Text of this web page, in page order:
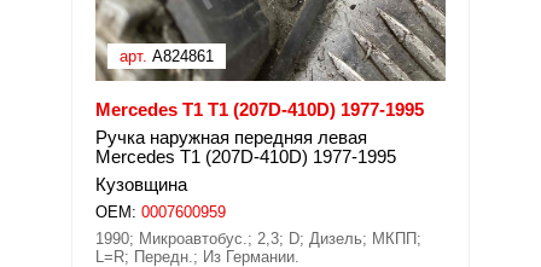
арт. A824861
Mercedes T1 T1 (207D-410D) 1977-1995
Ручка наружная передняя левая
Mercedes T1 (207D-410D) 1977-1995
Кузовщина
OEM: 0007600959
1990; Микроавтобус.; 2,3; D; Дизель; МКПП;
L=R; Передн.; Из Германии.